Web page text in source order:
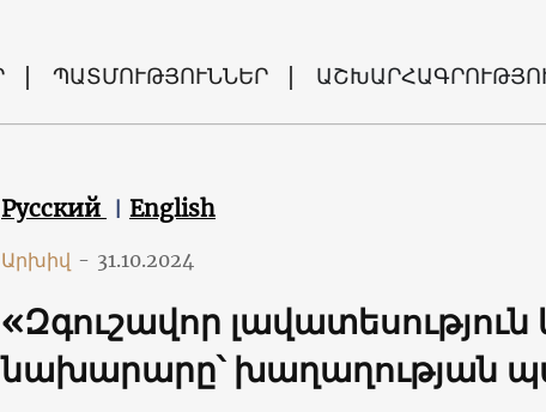
ՊԱՏՄՈՒԹՅՈՒՆՆԵՐ
Русский English
Արխիվ - 31.10.2024
«Զգուշավոր
նախարարը՝ խաղաղության